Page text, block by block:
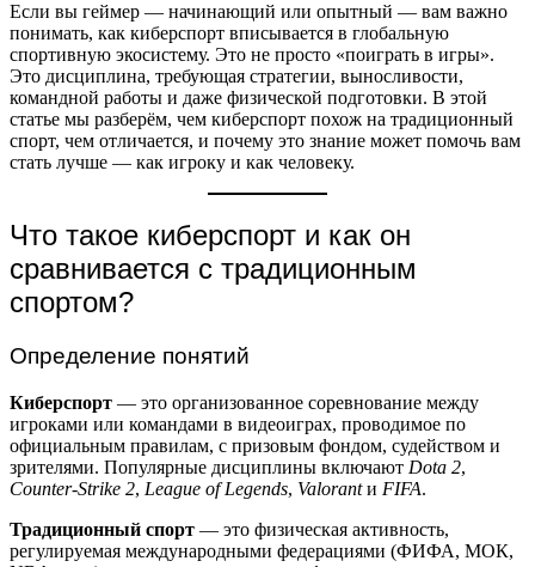
Если вы геймер — начинающий или опытный — вам важно
понимать, как киберспорт вписывается в глобальную
спортивную экосистему. Это не просто «поиграть в игры».
Это дисциплина, требующая стратегии, выносливости,
командной работы и даже физической подготовки. В этой
статье мы разберём, чем киберспорт похож на традиционный
спорт, чем отличается, и почему это знание может помочь вам
стать лучше — как игроку и как человеку.
Что такое киберспорт и как он
сравнивается с традиционным
спортом?
Определение понятий
Киберспорт — это организованное соревнование между
игроками или командами в видеоиграх, проводимое по
официальным правилам, с призовым фондом, судейством и
зрителями. Популярные дисциплины включают Dota 2,
Counter-Strike 2, League of Legends, Valorantи FIFA.
Традиционный спорт — это физическая активность,
регулируемая международными федерациями (ФИФА, МОК,